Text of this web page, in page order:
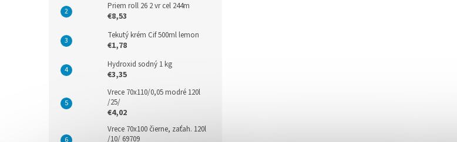
Priem roll 26 2 vr cel 244m
€8,53
Tekutý krém Cif 500ml lemon
€1,78
Hydroxid sodný 1 kg
€3,35
Vrece 70x110/0,05 modré 120l
/25/
€4,02
Vrece 70x100 čierne, zaťah. 120l
/10/ 69709